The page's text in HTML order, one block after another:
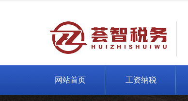
网站首页 工资纳税